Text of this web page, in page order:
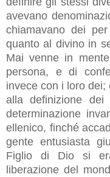
avevano
chiamavano dei
quanto al divino in
Mai venne in
persona, e di
invece con i loro
alla definizione
determinazione
ellenico, finché
gente entusiasta
Figlio di Dio si
liberazione del